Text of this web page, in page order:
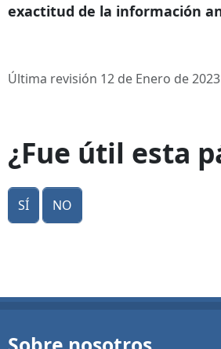
exactitud de la información
Última revisión 12 de Enero de 2023
¿Fue útil esta
Sí No